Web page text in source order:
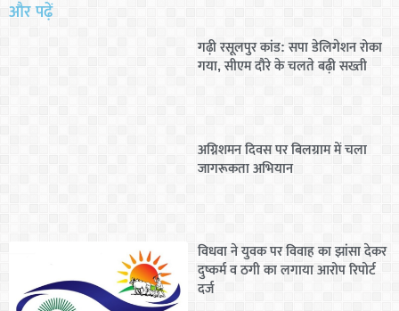
और पढ़ें
गढ़ी रसूलपुर कांड: सपा डेलिगेशन रोका
गया, सीएम दौरे के चलते बढ़ी सख्ती
अग्निशमन दिवस पर बिलग्राम में चला
जागरूकता अभियान
विधवा ने युवक पर विवाह का झांसा देकर
दुष्कर्म व ठगी का लगाया आरोप रिपोर्ट
दर्ज